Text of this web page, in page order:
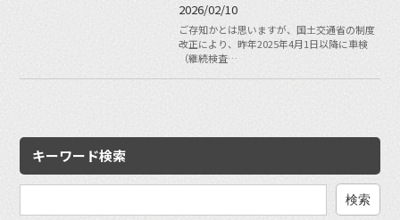
2026/02/10
ご存知かとは思いますが、国土交通省の制度
改正により、昨年2025年4月1日以降に車検
（継続検査…
キーワード検索